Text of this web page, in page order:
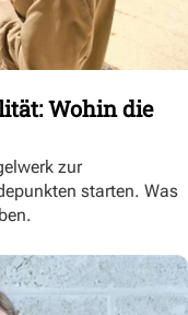
Wohin die
zur
starten. Was